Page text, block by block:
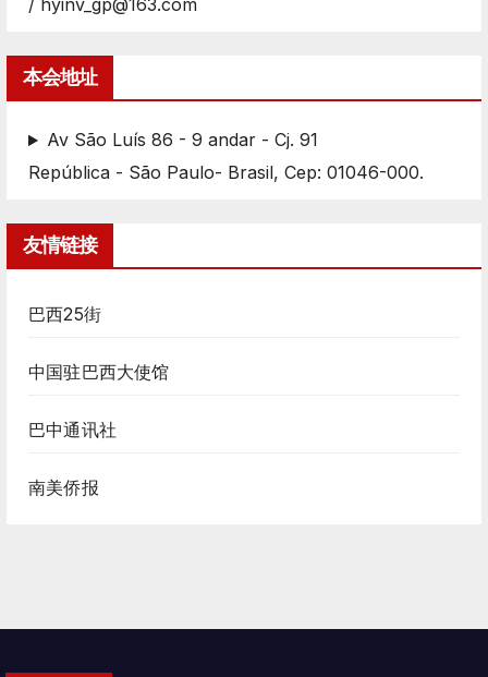
/ hyinv_gp@163.com
本会地址
Av São Luís 86 - 9 andar - Cj. 91
República - São Paulo- Brasil, Cep: 01046-000.
友情链接
巴西25街
中国驻巴西大使馆
巴中通讯社
南美侨报